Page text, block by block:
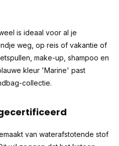
is ideaal voor al je
weg, op reis of vakantie of
make-up, shampoo en
kleur 'Marine' past
collectie.
van waterafstotende stof